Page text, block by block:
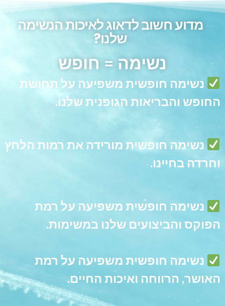
מדוע חשוב לדאוג לאיכות הנשימה
שלנו?
נשימה = חופש
נשימה חופשית משפיעה על תחושת
החופש והבריאות הגופנית שלנו.
נשימהחופשית מורידה את רמות הלחץ
וחרדה בחיינו.
נשימה חופשית משפיעה על רמת
הפוקס והביצועים שלנו במשימות.
נשימה חופשיתמשפיעה על רמת
האושר, הרווחה ואיכות החיים.